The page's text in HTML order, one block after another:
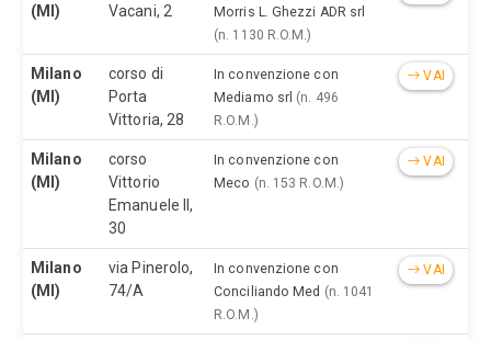
(MI)
Vacani, 2
Morris L. Ghezzi ADR srl
(n. 1130 R.O.M.)
Milano
(MI)
corso di
Porta
Vittoria, 28
In convenzione con
Mediamo srl (n. 496
R.O.M.)
VAI
Milano
(MI)
corso
Vittorio
Emanuele II,
30
In convenzione con
Meco (n. 153 R.O.M.)
VAI
Milano
(MI)
via Pinerolo,
74/A
In convenzione con
Conciliando Med (n. 1041
R.O.M.)
VAI